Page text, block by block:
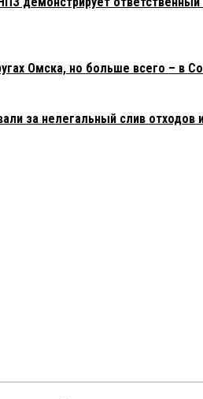
Омска, но больше всего – в
за нелегальный слив отходов